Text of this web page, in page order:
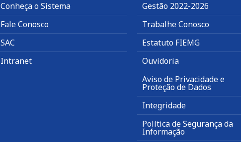
Conheça o Sistema
Fale Conosco
SAC
Intranet
Gestão 2022-2026
Trabalhe Conosco
Estatuto FIEMG
Ouvidoria
Aviso de Privacidade e
Proteção de Dados
Integridade
Política de Segurança da
Informação